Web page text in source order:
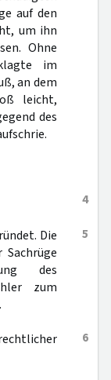
auf den
um ihn
Ohne
im
an dem
leicht,
des
4
5
Die
des
zum
6